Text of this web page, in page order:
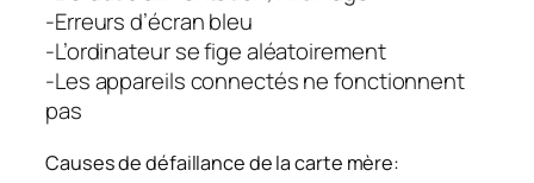
-Erreurs d’écran bleu
-L’ordinateur se fige aléatoirement
-Les appareils connectés ne fonctionnent
pas
Causes de défaillance de la carte mère: